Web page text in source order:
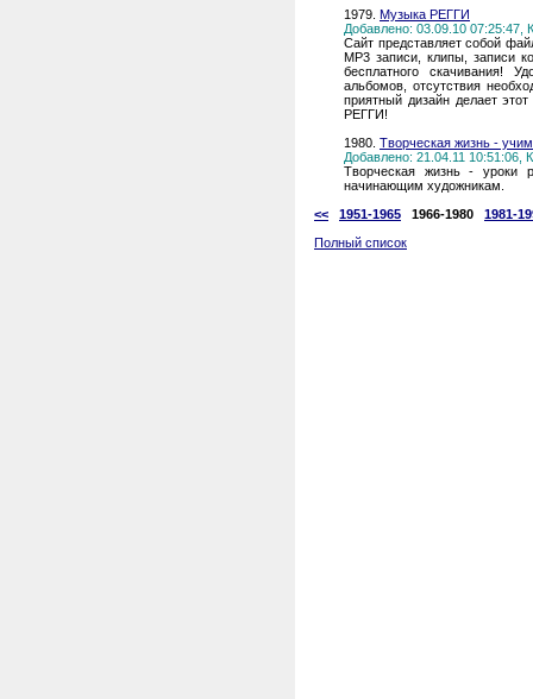
1979. Музыка РЕГГИ
Добавлено: 03.09.10 07:25:47,
Сайт представляет собой
MP3 записи, клипы, записи
бесплатного скачивания!
альбомов, отсутствия
приятный дизайн делает
РЕГГИ!
1980. Творческая жизнь -
Добавлено: 21.04.11 10:51:06,
Творческая жизнь - уроки
начинающим художникам.
<<
1951-1965 1966-1980
1981-
Полный список